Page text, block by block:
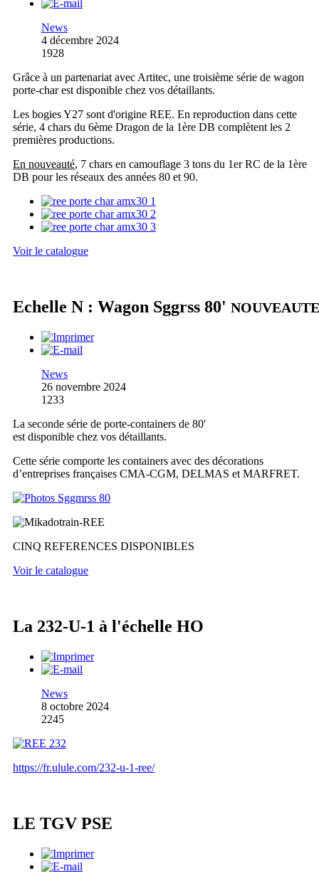
News
4 décembre 2024
1928
Grâce à un partenariat avec Artitec, une troisième série de wagon
porte-char est disponible chez vos détaillants.
Les bogies Y27 sont d'origine REE. En reproduction dans cette
série, 4 chars du 6ème Dragon de la 1ère DB complètent les 2
premières productions.
En nouveauté, 7 chars en camouflage 3 tons du 1er RC de la 1ère
DB pour les réseaux des années 80 et 90.
Voir le catalogue
Echelle N : Wagon Sggrss 80' NOUVEAUTE
News
26 novembre 2024
1233
La seconde série de porte-containers de 80'
est disponible chez vos détaillants.
Cette série comporte les containers avec des décorations
d’entreprises françaises CMA-CGM, DELMAS et MARFRET.
CINQ REFERENCES DISPONIBLES
Voir le catalogue
La 232-U-1 à l'échelle HO
News
8 octobre 2024
2245
https://fr.ulule.com/232-u-1-ree/
LE TGV PSE